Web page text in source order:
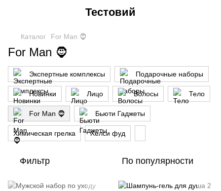
Тестовий
Каталог For Man 🧔
For Man 🧔
Экспертные комплексы Подарочные наборы
Новинки Лицо Волосы Тело
For Man 🧔 Бьюти Гаджеты
Химическая грелка Хелси фуд
Фильтр По популярности